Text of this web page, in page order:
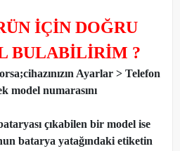
İÇİN DOĞRU
BULABİLİRİM ?
Ayarlar > Telefon
model numarasını
çıkabilen bir model ise
batarya yatağındaki etiketin